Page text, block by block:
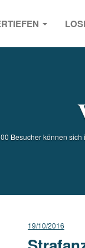
Besucher können
19/10/2016